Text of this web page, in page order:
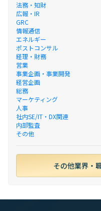
法務・知財
広報・IR
GRC
情報通信
エネルギー
ポストコンサル
経理・財務
営業
事業企画・事業開発
経営企画
総務
マーケティング
人事
社内SE/IT・DX関連
内部監査
その他
その他業界・